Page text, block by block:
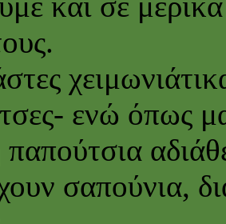
ενώ όπως
σαπούνια,